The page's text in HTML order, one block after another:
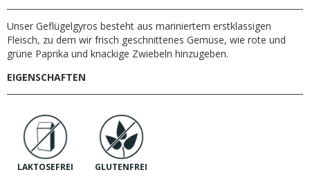
Unser Geflügelgyros besteht aus mariniertem erstklassigen
Fleisch, zu dem wir frisch geschnittenes Gemüse, wie rote und
grüne Paprika und knackige Zwiebeln hinzugeben.
EIGENSCHAFTEN
LAKTOSEFREI GLUTENFREI